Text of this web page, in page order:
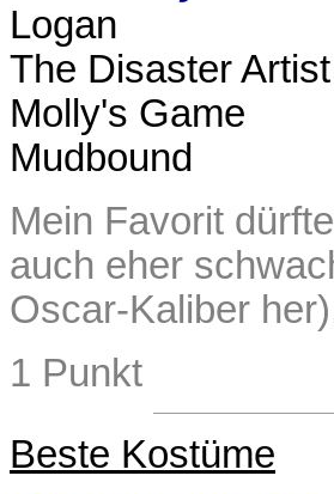
Logan
The Disaster Artist
Molly's Game
Mudbound
Mein Favorit
auch eher
Oscar-Kaliber
1 Punkt
Beste Kostüme